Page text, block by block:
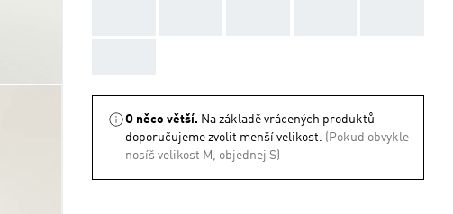
O něco větší. Na základě vrácených produktů
doporučujeme zvolit menší velikost. (Pokud obvykle
nosíš velikost M, objednej S)